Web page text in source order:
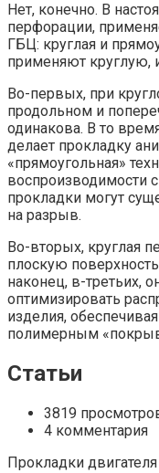
Нет, конечно. В
перфорации,
ГБЦ: круглая и
применяют круглую,
Во-первых, при
продольном и
одинакова. В то
делает прокладку
«прямоугольная»
воспроизводимости
прокладки могут
на разрыв.
Во-вторых, круглая
плоскую
наконец, в-третьих,
оптимизировать
изделия,
полимерным
Статьи
3819
4 комментария
Прокладки